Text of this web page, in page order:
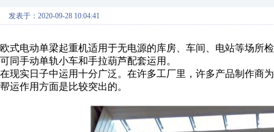
发表于：2020-09-28 10:04:41
欧式电动单梁起重机适用于无电源的库房、车间、电站等场所
可同手动单轨小车和手拉葫芦配套运用。
在现实日子中运用十分广泛。在许多工厂里，许多产品制作商
帮运作用方面是比较突出的。